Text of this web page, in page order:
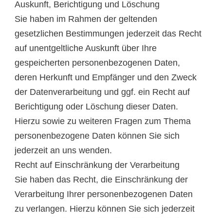
Auskunft, Berichtigung und Löschung
Sie haben im Rahmen der geltenden
gesetzlichen Bestimmungen jederzeit das Recht
auf unentgeltliche Auskunft über Ihre
gespeicherten personenbezogenen Daten,
deren Herkunft und Empfänger und den Zweck
der Datenverarbeitung und ggf. ein Recht auf
Berichtigung oder Löschung dieser Daten.
Hierzu sowie zu weiteren Fragen zum Thema
personenbezogene Daten können Sie sich
jederzeit an uns wenden.
Recht auf Einschränkung der Verarbeitung
Sie haben das Recht, die Einschränkung der
Verarbeitung Ihrer personenbezogenen Daten
zu verlangen. Hierzu können Sie sich jederzeit